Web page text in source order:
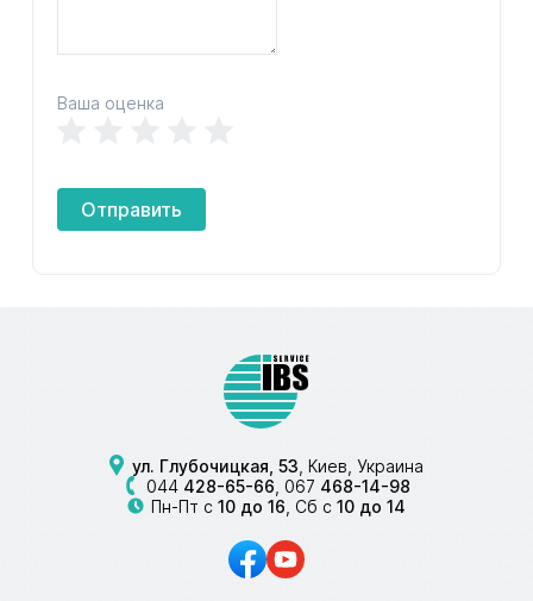
Ваша оценка
Отправить
ул. Глубочицкая, 53 , Киев, Украина
044 428-65-66 067 468-14-98
Пн-Пт с 10 до 16 , Сб с 10 до 14